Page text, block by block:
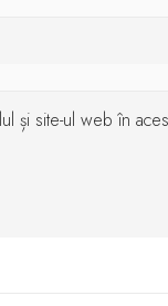
și site-ul web în